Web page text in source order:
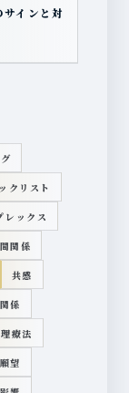
インと対
クリスト
レックス
関係
共感
係
療法
望